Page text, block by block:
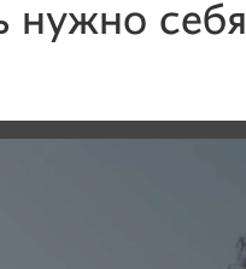
нужно себя